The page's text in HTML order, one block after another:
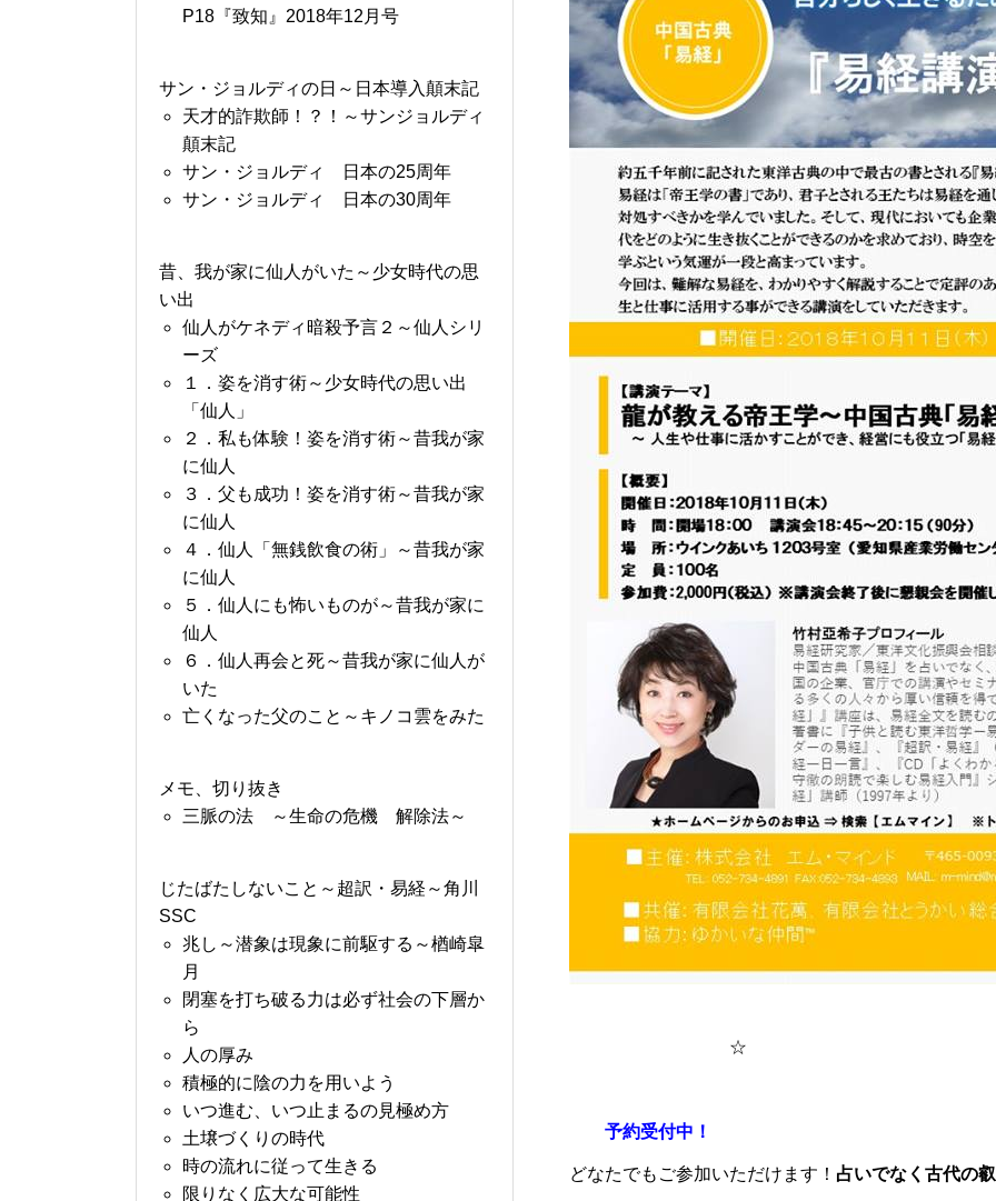
☆
予約受付中！
どなたでもご参加いただけます！ 占いでなく古代の
P18『致知』2018年12月号
サン・ジョルディの日～日本導入顛末記
天才的詐欺師！？！～サンジョルディ
顛末記
サン・ジョルディ 日本の25周年
サン・ジョルディ 日本の30周年
昔、我が家に仙人がいた～少女時代の思
い出
仙人がケネディ暗殺予言２～仙人シリ
ーズ
１．姿を消す術～少女時代の思い出
「仙人」
２．私も体験！姿を消す術～昔我が家
に仙人
３．父も成功！姿を消す術～昔我が家
に仙人
４．仙人「無銭飲食の術」～昔我が家
に仙人
５．仙人にも怖いものが～昔我が家に
仙人
６．仙人再会と死～昔我が家に仙人が
いた
亡くなった父のこと～キノコ雲をみた
メモ、切り抜き
三脈の法 ～生命の危機 解除法～
じたばたしないこと～超訳・易経～角川
SSC
兆し～潜象は現象に前駆する～楢崎皐
月
閉塞を打ち破る力は必ず社会の下層か
ら
人の厚み
積極的に陰の力を用いよう
いつ進む、いつ止まるの見極め方
土壌づくりの時代
時の流れに従って生きる
限りなく広大な可能性